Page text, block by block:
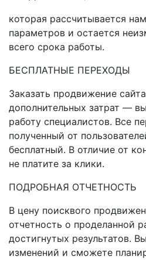
которая рассчитывается
параметров и остается
всего срока работы.
БЕСПЛАТНЫЕ ПЕРЕХОДЫ
Заказать продвижение
дополнительных затрат —
работу специалистов. Все
полученный от
бесплатный. В отличие от
не платите за клики.
ПОДРОБНАЯ ОТЧЕТНОСТЬ
В цену поисквого
отчетность о проделанной
достигнутых результатов.
изменений и сможете